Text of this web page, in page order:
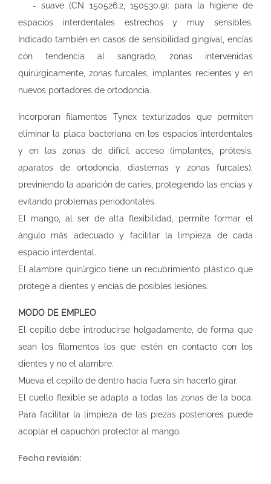
- suave (CN 150526.2, 150530.9): para la higiene de
espacios interdentales estrechos y muy sensibles.
Indicado también en casos de sensibilidad gingival, encías
con tendencia al sangrado, zonas intervenidas
quirúrgicamente, zonas furcales, implantes recientes y en
nuevos portadores de ortodoncia.
Incorporan filamentos Tynex texturizados que permiten
eliminar la placa bacteriana en los espacios interdentales
y en las zonas de difícil acceso (implantes, prótesis,
aparatos de ortodoncia, diastemas y zonas furcales),
previniendo la aparición de caries, protegiendo las encías y
evitando problemas periodontales.
El mango, al ser de alta flexibilidad, permite formar el
ángulo más adecuado y facilitar la limpieza de cada
espacio interdental.
El alambre quirúrgico tiene un recubrimiento plástico que
protege a dientes y encías de posibles lesiones.
MODO DE EMPLEO
El cepillo debe introducirse holgadamente, de forma que
sean los filamentos los que estén en contacto con los
dientes y no el alambre.
Mueva el cepillo de dentro hacia fuera sin hacerlo girar.
El cuello flexible se adapta a todas las zonas de la boca.
Para facilitar la limpieza de las piezas posteriores puede
acoplar el capuchón protector al mango.
Fecha revisión: